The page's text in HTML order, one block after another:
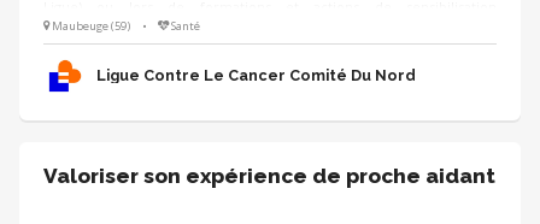
(professionnels de santé, entreprises), en étant accompagné.e par un
modérateur formé Compétences : ❤️ Écoute bienveillante et
empathie 🗝️ Capacité à prendre du recul sur son vécu 🤐 Respect du
cadre et de la confidentialité
Maubeuge (59) • Santé
Ligue Contre Le Cancer Comité Du Nord
Valoriser son expérience de proche aidant